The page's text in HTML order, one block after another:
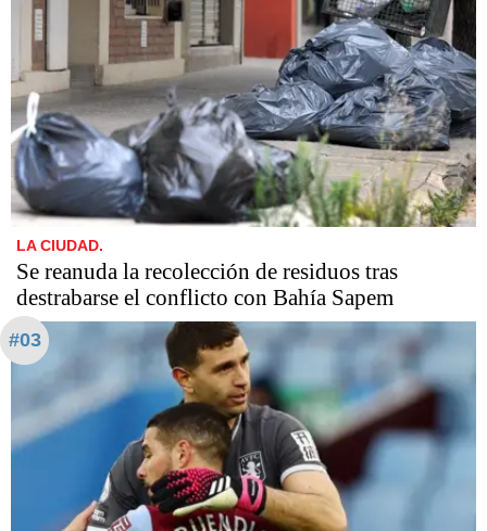
LA CIUDAD.
Se reanuda la recolección de residuos tras
destrabarse el conflicto con Bahía Sapem
#03